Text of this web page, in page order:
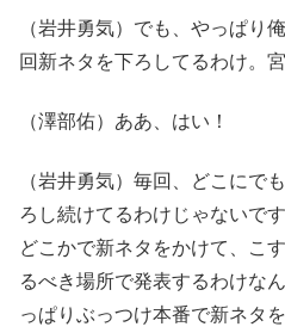
（岩井勇気）でも、やっぱり
回新ネタを下ろしてるわけ。宮
（澤部佑）ああ、はい！
（岩井勇気）毎回、どこにで
ろし続けてるわけじゃないで
どこかで新ネタをかけて、こ
るべき場所で発表するわけな
っぱりぶっつけ本番で新ネタ